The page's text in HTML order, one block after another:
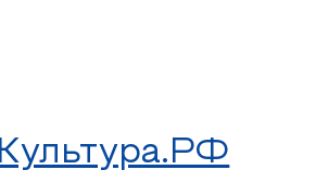
Культура.РФ